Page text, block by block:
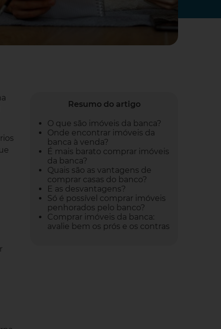
Resumo do artigo
O que são imóveis da banca?
Onde encontrar imóveis da
banca à venda?
É mais barato comprar imóveis
da banca?
Quais são as vantagens de
comprar casas do banco?
E as desvantagens?
Só é possível comprar imóveis
penhorados pelo banco?
Comprar imóveis da banca:
avalie bem os prós e os contras